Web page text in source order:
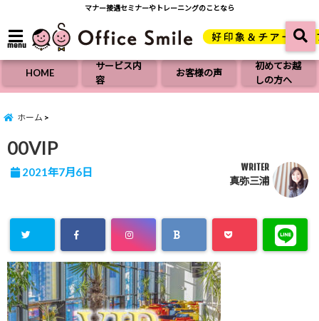
マナー接遇セミナーやトレーニングのことなら
menu
HOME
サービス内
容
お客様の声
初めてお越
しの方へ
ホーム
00VIP
2021年7月6日 WRITER
真弥三浦